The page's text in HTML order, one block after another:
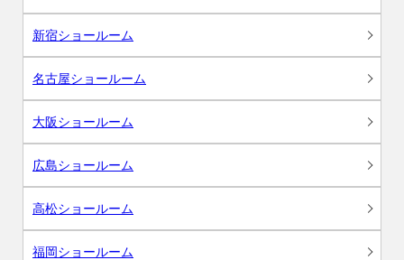
新宿ショールーム
名古屋ショールーム
大阪ショールーム
広島ショールーム
高松ショールーム
福岡ショールーム